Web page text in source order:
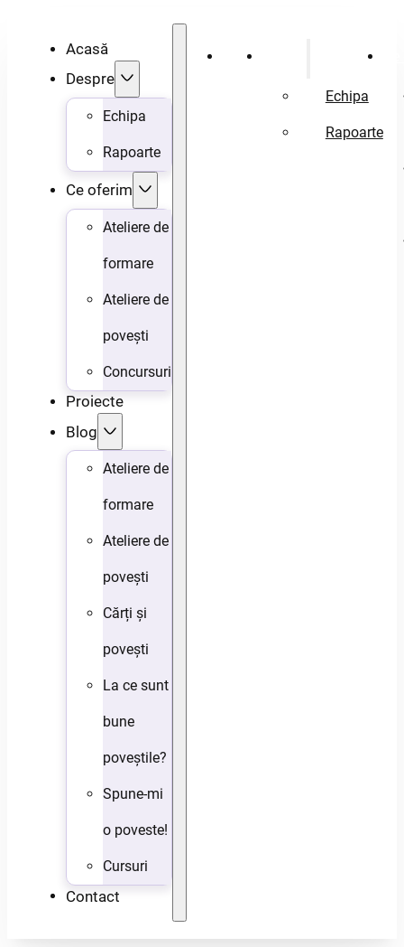
Acasă
Despre
Echipa
Rapoarte
Ce oferim
Ateliere de
formare
Ateliere de
povești
Concursuri
Proiecte
Blog
Ateliere de
formare
Ateliere de
povești
Cărți și
povești
La ce sunt
bune
poveștile?
Spune-mi
o poveste!
Cursuri
Contact
Acasă
Echipa
Rapoarte